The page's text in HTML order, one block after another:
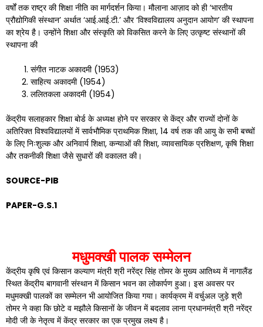
वर्षों तक राष्ट्र की शिक्षा नीति का मार्गदर्शन किया। मौलाना आज़ाद को ही ‘भारतीय
प्रौद्योगिकी संस्थान’ अर्थात ‘आई.आई.टी.’ और ‘विश्वविद्यालय अनुदान आयोग’ की स्थापना
का श्रेय है। उन्होंने शिक्षा और संस्कृति को विकसित करने के लिए उत्कृष्ट संस्थानों की
स्थापना की
संगीत नाटक अकादमी (1953)
साहित्य अकादमी (1954)
ललितकला अकादमी (1954)
केंद्रीय सलाहकार शिक्षा बोर्ड के अध्यक्ष होने पर सरकार से केंद्र और राज्यों दोनों के
अतिरिक्त विश्वविद्यालयों में सार्वभौमिक प्राथमिक शिक्षा, 14 वर्ष तक की आयु के सभी बच्चों
के लिए निःशुल्क और अनिवार्य शिक्षा, कन्याओं की शिक्षा, व्यावसायिक प्रशिक्षण, कृषि शिक्षा
और तकनीकी शिक्षा जैसे सुधारों की वकालत की।
SOURCE-PIB
PAPER-G.S.1
मधुमक्खी पालक सम्मेलन
केंद्रीय कृषि एवं किसान कल्याण मंत्री श्री नरेंद्र सिंह तोमर के मुख्य आतिथ्य में नागालैंड
स्थित केंद्रीय बागवानी संस्थान में किसान भवन का लोकार्पण हुआ। इस अवसर पर
मधुमक्खी पालकों का सम्मेलन भी आयोजित किया गया। कार्यक्रम में वर्चुअल जुड़े श्री
तोमर ने कहा कि छोटे व मझौले किसानों के जीवन में बदलाव लाना प्रधानमंत्री श्री नरेंद्र
मोदी जी के नेतृत्व में केंद्र सरकार का एक प्रमुख लक्ष्य है।